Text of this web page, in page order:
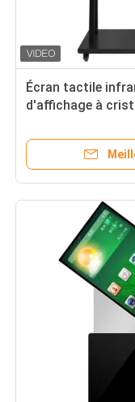
Écran tactile
d'affichage à
de Digital de